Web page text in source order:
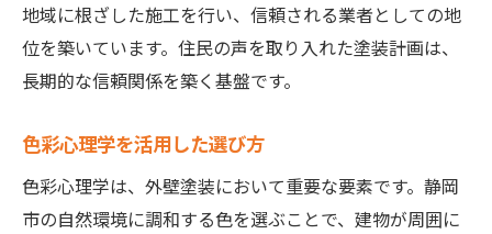
地域に根ざした施工を行い、信頼される業者としての地
位を築いています。住民の声を取り入れた塗装計画は、
長期的な信頼関係を築く基盤です。
色彩心理学を活用した選び方
色彩心理学は、外壁塗装において重要な要素です。静岡
市の自然環境に調和する色を選ぶことで、建物が周囲に